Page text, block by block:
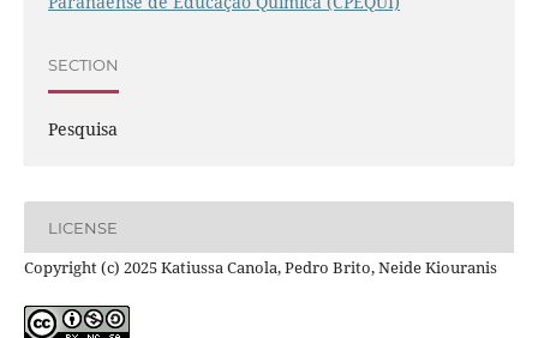
SECTION
Pesquisa
LICENSE
Copyright (c) 2025 Katiussa Canola, Pedro Brito, Neide Kiouranis